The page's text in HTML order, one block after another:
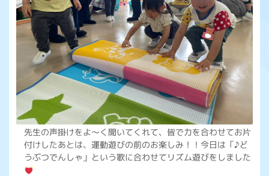
先生の声掛けをよ～く聞いてくれて、皆で力を合わせてお片
付けしたあとは、運動遊びの前のお楽しみ！！今日は「♪ど
うぶつでんしゃ」という歌に合わせてリズム遊びをしました